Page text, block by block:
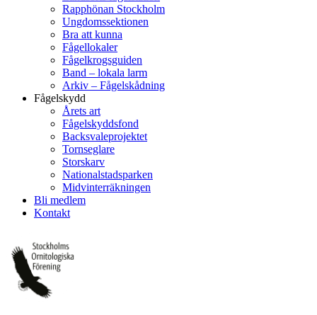
Rapphönan Stockholm
Ungdomssektionen
Bra att kunna
Fågellokaler
Fågelkrogsguiden
Band – lokala larm
Arkiv – Fågelskådning
Fågelskydd
Årets art
Fågelskyddsfond
Backsvaleprojektet
Tornseglare
Storskarv
Nationalstadsparken
Midvinterräkningen
Bli medlem
Kontakt